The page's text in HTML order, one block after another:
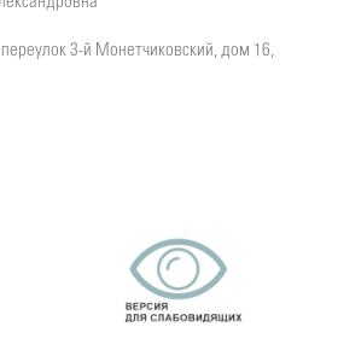
3-й Монетчиковский, дом 16,